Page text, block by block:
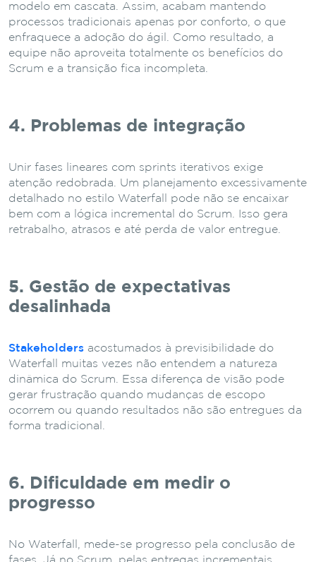
modelo em cascata. Assim, acabam mantendo
processos tradicionais apenas por conforto, o que
enfraquece a adoção do ágil. Como resultado, a
equipe não aproveita totalmente os benefícios do
Scrum e a transição fica incompleta.
4. Problemas de integração
Unir fases lineares com sprints iterativos exige
atenção redobrada. Um planejamento excessivamente
detalhado no estilo Waterfall pode não se encaixar
bem com a lógica incremental do Scrum. Isso gera
retrabalho, atrasos e até perda de valor entregue.
5. Gestão de expectativas
desalinhada
Stakeholders acostumados à previsibilidade do
Waterfall muitas vezes não entendem a natureza
dinâmica do Scrum. Essa diferença de visão pode
gerar frustração quando mudanças de escopo
ocorrem ou quando resultados não são entregues da
forma tradicional.
6. Dificuldade em medir o
progresso
No Waterfall, mede-se progresso pela conclusão de